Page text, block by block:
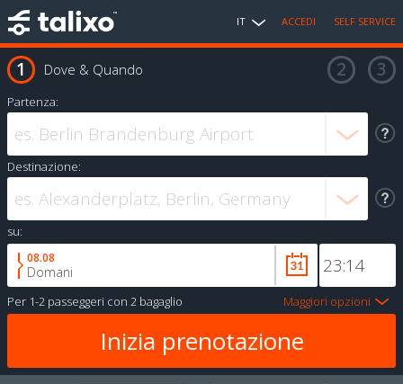
IT ACCEDI SELF SERVICE
Dove & Quando
Partenza:
Destinazione:
su:
08.08
Domani
Per 1-2 passeggeri con 2 bagaglio Maggiori opzioni